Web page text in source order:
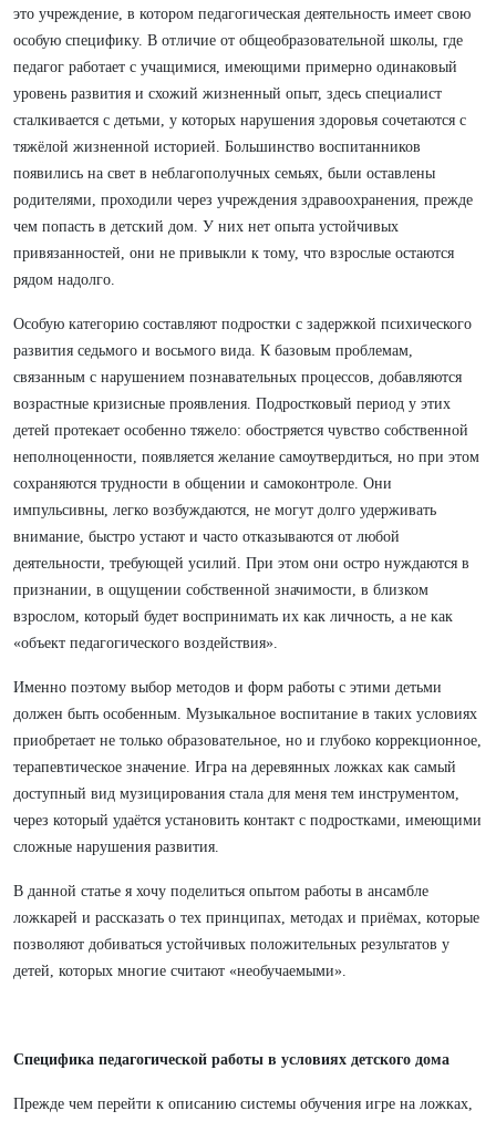
это учреждение, в котором педагогическая деятельность имеет свою
особую специфику. В отличие от общеобразовательной школы, где
педагог работает с учащимися, имеющими примерно одинаковый
уровень развития и схожий жизненный опыт, здесь специалист
сталкивается с детьми, у которых нарушения здоровья сочетаются с
тяжёлой жизненной историей. Большинство воспитанников
появились на свет в неблагополучных семьях, были оставлены
родителями, проходили через учреждения здравоохранения, прежде
чем попасть в детский дом. У них нет опыта устойчивых
привязанностей, они не привыкли к тому, что взрослые остаются
рядом надолго.
Особую категорию составляют подростки с задержкой психического
развития седьмого и восьмого вида. К базовым проблемам,
связанным с нарушением познавательных процессов, добавляются
возрастные кризисные проявления. Подростковый период у этих
детей протекает особенно тяжело: обостряется чувство собственной
неполноценности, появляется желание самоутвердиться, но при этом
сохраняются трудности в общении и самоконтроле. Они
импульсивны, легко возбуждаются, не могут долго удерживать
внимание, быстро устают и часто отказываются от любой
деятельности, требующей усилий. При этом они остро нуждаются в
признании, в ощущении собственной значимости, в близком
взрослом, который будет воспринимать их как личность, а не как
«объект педагогического воздействия».
Именно поэтому выбор методов и форм работы с этими детьми
должен быть особенным. Музыкальное воспитание в таких условиях
приобретает не только образовательное, но и глубоко коррекционное,
терапевтическое значение. Игра на деревянных ложках как самый
доступный вид музицирования стала для меня тем инструментом,
через который удаётся установить контакт с подростками, имеющими
сложные нарушения развития.
В данной статье я хочу поделиться опытом работы в ансамбле
ложкарей и рассказать о тех принципах, методах и приёмах, которые
позволяют добиваться устойчивых положительных результатов у
детей, которых многие считают «необучаемыми».
Специфика педагогической работы в условиях детского дома
Прежде чем перейти к описанию системы обучения игре на ложках,